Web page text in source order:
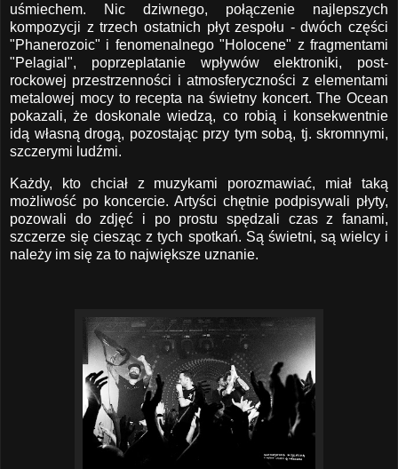
uśmiechem. Nic dziwnego, połączenie najlepszych
kompozycji z trzech ostatnich płyt zespołu - dwóch części
"Phanerozoic" i fenomenalnego "Holocene" z fragmentami
"Pelagial", poprzeplatanie wpływów elektroniki, post-
rockowej przestrzenności i atmosferyczności z elementami
metalowej mocy to recepta na świetny koncert. The Ocean
pokazali, że doskonale wiedzą, co robią i konsekwentnie
idą własną drogą, pozostając przy tym sobą, tj. skromnymi,
szczerymi ludźmi.
Każdy, kto chciał z muzykami porozmawiać, miał taką
możliwość po koncercie. Artyści chętnie podpisywali płyty,
pozowali do zdjęć i po prostu spędzali czas z fanami,
szczerze się ciesząc z tych spotkań. Są świetni, są wielcy i
należy im się za to największe uznanie.